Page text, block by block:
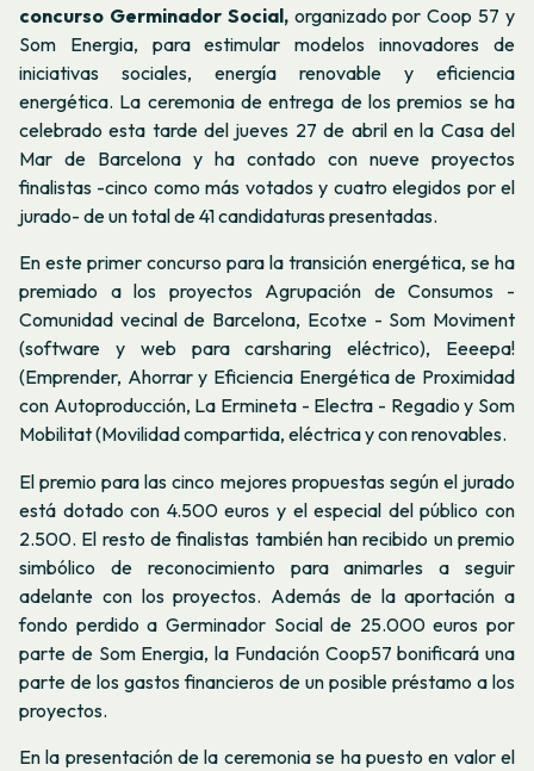
concurso Germinador Social,organizado por Coop 57 y
Som Energia, para estimular modelos innovadores de
iniciativas sociales, energía renovable y eficiencia
energética. La ceremonia de entrega de los premios se ha
celebrado esta tarde del jueves 27 de abril en la Casa del
Mar de Barcelona y ha contado con nueve proyectos
finalistas -cinco como más votados y cuatro elegidos por el
jurado- de un total de 41 candidaturas presentadas.
En este primer concurso para la transición energética, se ha
premiado a los proyectos Agrupación de Consumos -
Comunidad vecinal de Barcelona, Ecotxe - Som Moviment
(software y web para carsharing eléctrico), Eeeepa!
(Emprender, Ahorrar y Eficiencia Energética de Proximidad
con Autoproducción, La Ermineta - Electra - Regadio y Som
Mobilitat (Movilidad compartida, eléctrica y con renovables.
El premio para las cinco mejores propuestas según el jurado
está dotado con 4.500 euros y el especial del público con
2.500. El resto de finalistas también han recibido un premio
simbólico de reconocimiento para animarles a seguir
adelante con los proyectos. Además de la aportación a
fondo perdido a Germinador Social de 25.000 euros por
parte de Som Energia, la Fundación Coop57 bonificará una
parte de los gastos financieros de un posible préstamo a los
proyectos.
En la presentación de la ceremonia se ha puesto en valor el